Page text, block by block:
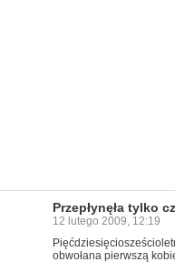
Przepłynęła tylko
12 lutego 2009, 12:19
obwołana pierwszą